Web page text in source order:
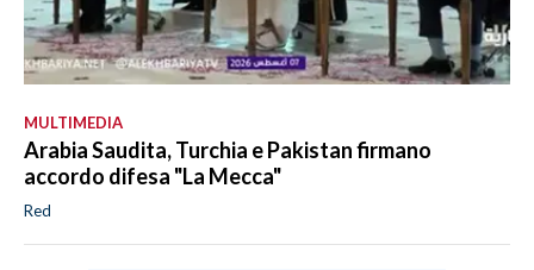
MULTIMEDIA
Arabia Saudita, Turchia e Pakistan firmano
accordo difesa "La Mecca"
Red